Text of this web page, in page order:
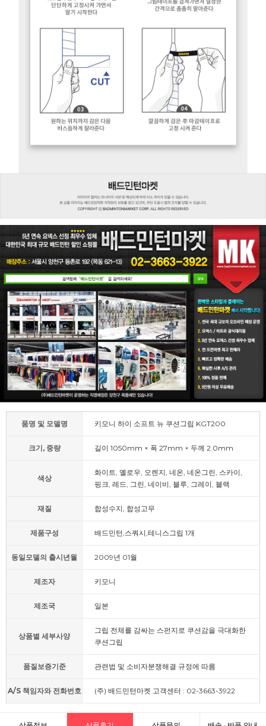
품명 및 모델명 키모니 하이 소프트 뉴 쿠션그립 KGT200
크기, 중량 길이 1050mm × 폭 27mm × 두께 2.0mm
색상
화이트, 옐로우, 오렌지, 네온, 네온그린, 스카이,
핑크, 레드, 그린, 네이비, 블루, 그레이, 블랙
재질 합성수지, 합성고무
제품구성 배드민턴,스쿼시,테니스그립 1개
동일모델의 출시년월 2009년 01월
제조자 키모니
제조국 일본
상품별 세부사양
그립 전체를 감싸는 스펀지로 쿠션감을 극대화한
쿠션그립
품질보증기준 관련법 및 소비자분쟁해결 규정에 따름
A/S 책임자와 전화번호 (주) 배드민턴마켓 고객센터 : 02-3663-3922